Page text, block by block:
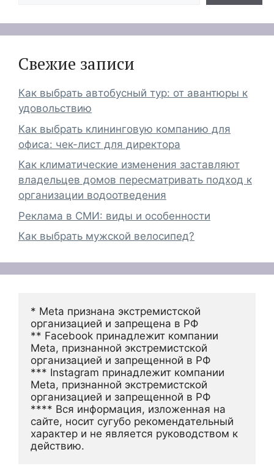
Свежие записи
Как выбрать автобусный тур: от авантюры к
удовольствию
Как выбрать клининговую компанию для
офиса: чек-лист для директора
Как климатические изменения заставляют
владельцев домов пересматривать подход к
организации водоотведения
Реклама в СМИ: виды и особенности
Как выбрать мужской велосипед?
* Meta признана экстремистской
организацией и запрещена в РФ
** Facebook принадлежит компании
Meta, признанной экстремистской
организацией и запрещенной в РФ
*** Instagram принадлежит компании
Meta, признанной экстремистской
организацией и запрещенной в РФ
**** Вся информация, изложенная на
сайте, носит сугубо рекомендательный
характер и не является руководством к
действию.